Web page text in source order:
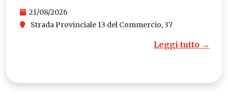
21/08/2026
Strada Provinciale 13 del Commercio, 37
Leggi tutto →